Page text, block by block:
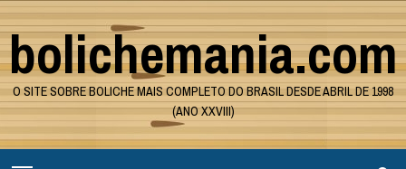
Skip
to
content
bolichemania.com
O SITE SOBRE BOLICHE MAIS COMPLETO DO BRASIL DESDE ABRIL DE 1998
(ANO XXVIII)